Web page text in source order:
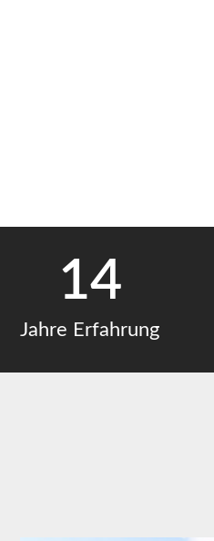
14
Jahre Erfahrung